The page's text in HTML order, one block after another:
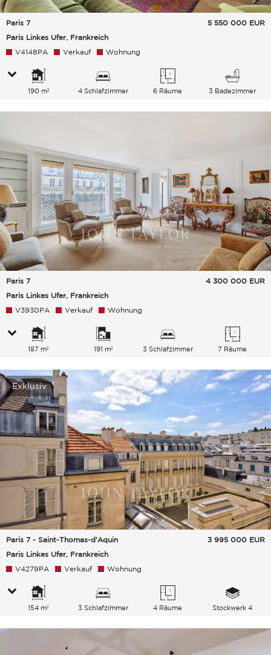
Paris 7
Paris Linkes Ufer, Frankreich
5 550 000 EUR
V4148PA Verkauf Wohnung
190 m² 4 Schlafzimmer 6 Räume 3 Badezimmer
Paris 7
Paris Linkes Ufer, Frankreich
4 300 000 EUR
V3930PA Verkauf Wohnung
187 m² 191 m² 3 Schlafzimmer 7 Räume
Exklusiv
Paris 7 - Saint-Thomas-d'Aquin
Paris Linkes Ufer, Frankreich
3 995 000 EUR
V4279PA Verkauf Wohnung
154 m² 3 Schlafzimmer 4 Räume Stockwerk 4